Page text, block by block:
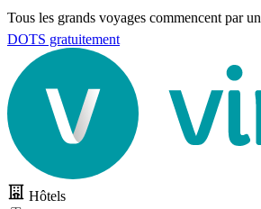
Tous les grands voyages commencent par
DOTS gratuitement
Hôtels